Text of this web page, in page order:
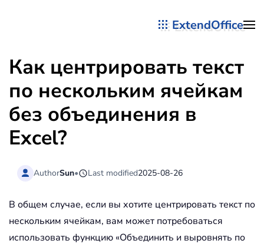
ExtendOffice
Как центрировать текст
по нескольким ячейкам
без объединения в
Excel?
AuthorSun• Last modified2025-08-26
В общем случае, если вы хотите центрировать текст по
нескольким ячейкам, вам может потребоваться
использовать функцию «Объединить и выровнять по